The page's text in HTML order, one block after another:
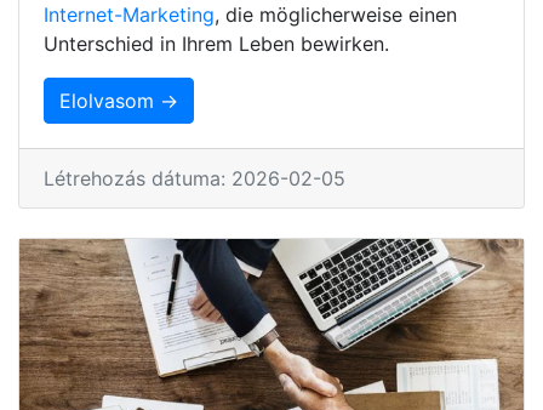
Internet-Marketing, die möglicherweise einen
Unterschied in Ihrem Leben bewirken.
Elolvasom →
Létrehozás dátuma: 2026-02-05